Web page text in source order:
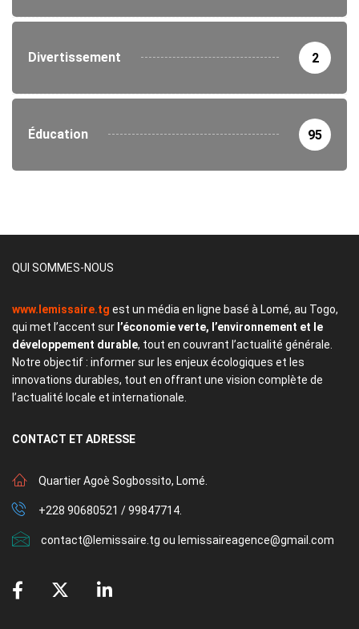
Divertissement 2
Éducation 95
QUI SOMMES-NOUS
www.lemissaire.tg est un média en ligne basé à Lomé, au Togo,
qui met l’accent sur l’économie verte, l’environnement et le
développement durable, tout en couvrant l’actualité générale.
Notre objectif : informer sur les enjeux écologiques et les
innovations durables, tout en offrant une vision complète de
l’actualité locale et internationale.
CONTACT ET ADRESSE
Quartier Agoè Sogbossito, Lomé.
+228 90680521 / 99847714.
contact@lemissaire.tg ou lemissaireagence@gmail.com